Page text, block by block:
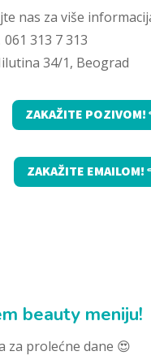
nas za više
313 7 313
34/1, Beograd
ZAKAŽITE
ZAKAŽITE EMAILOM!
beauty meniju!
za prolećne dane 😍